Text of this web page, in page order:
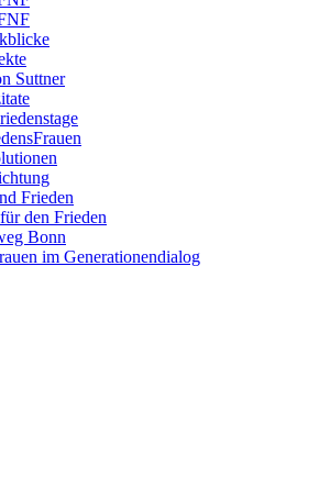
Suttner
Frieden
den Frieden
Bonn
im Generationendialog